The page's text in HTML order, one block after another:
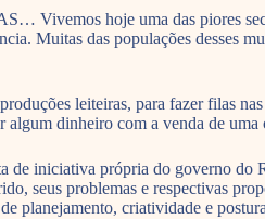
Vivemos hoje uma das piores
Muitas das populações desses
leiteiras, para fazer filas
dinheiro com a venda de
iniciativa própria do governo do
seus problemas e respectivas
planejamento, criatividade e